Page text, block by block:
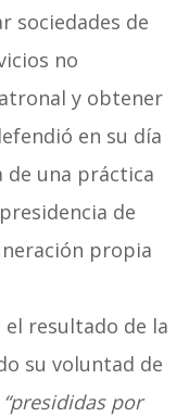
sociedades de
no
y obtener
en su día
una práctica
de
propia
el resultado de la
su voluntad de
“presididas por